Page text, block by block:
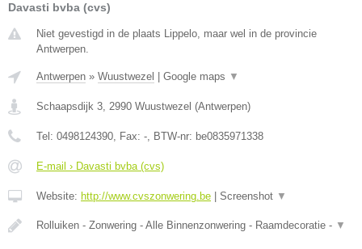
Davasti bvba (cvs)
Niet gevestigd in de plaats Lippelo, maar wel in de provincie
Antwerpen.
Antwerpen » Wuustwezel Google maps ▼
Schaapsdijk 3, 2990 Wuustwezel (Antwerpen)
Tel: 0498124390, Fax: -, BTW-nr: be0835971338
E-mail › Davasti bvba (cvs)
Website: http://www.cvszonwering.be Screenshot ▼
Rolluiken - Zonwering - Alle Binnenzonwering - Raamdecoratie - ▼